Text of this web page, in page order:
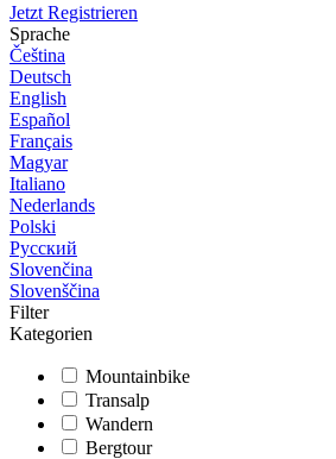
Jetzt Registrieren
Sprache
Čeština
Deutsch
English
Español
Français
Magyar
Italiano
Nederlands
Polski
Русский
Slovenčina
Slovenščina
Filter
Kategorien
Mountainbike
Transalp
Wandern
Bergtour